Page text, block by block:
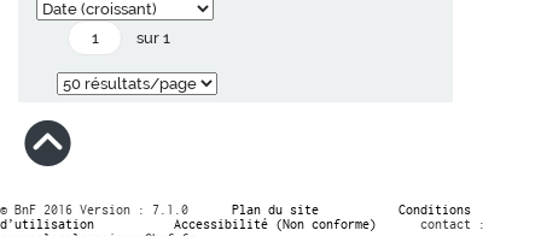
sur 1
© BnF 2016 Version : 7.1.0 Plan du site
Conditions
d’utilisation
Accessibilité (Non conforme)
contact :